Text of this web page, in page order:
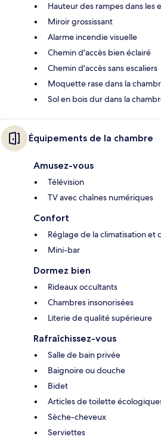
Hauteur des rampes dans les
Miroir grossissant
Alarme incendie visuelle
Chemin d'accès bien éclairé
Chemin d'accès sans escaliers
Moquette rase dans la
Sol en bois dur dans la
Équipements de la chambre
Amusez-vous
Télévision
TV avec chaînes numériques
Confort
Réglage de la climatisation et
Mini-bar
Dormez bien
Rideaux occultants
Chambres insonorisées
Literie de qualité supérieure
Rafraîchissez-vous
Salle de bain privée
Baignoire ou douche
Bidet
Articles de toilette
Sèche-cheveux
Serviettes